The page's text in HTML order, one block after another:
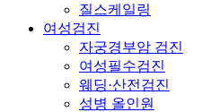
질스케일링
여성검진
자궁경부암 검진
여성필수검진
웨딩·산전검진
성병 올인원